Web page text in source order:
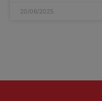
20/06/2025